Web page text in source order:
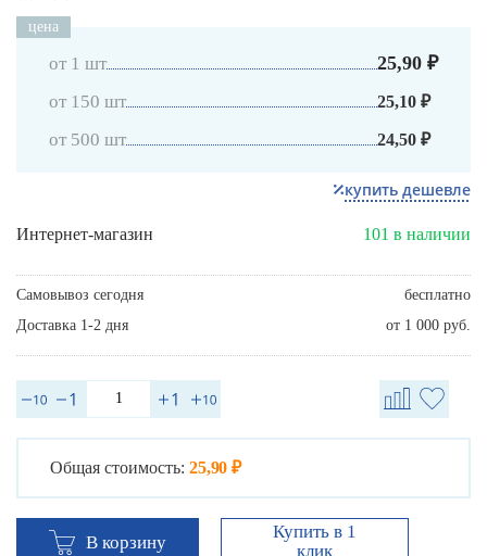
цена
от 1 шт 25,90 ₽
от 150 шт 25,10 ₽
от 500 шт 24,50 ₽
купить дешевле
Интернет-магазин 101 в наличии
Самовывоз сегодня
бесплатно
Доставка 1-2 дня
от 1 000 руб.
Общая стоимость: 25,90 ₽
В корзину
Купить в 1
клик